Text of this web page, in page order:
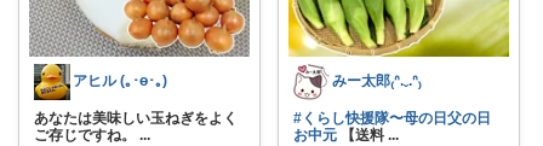
アヒル (｡･ө･｡)
あなたは美味しい玉ねぎをよく
ご存じですね。
...
みー太郎₍ᐢ.ˬ.ᐢ₎
#くらし快援隊〜母の日父の日
お中元 【送料 ...